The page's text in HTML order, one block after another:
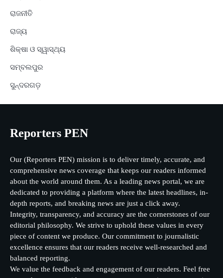
ରାଜନୀତି
ରାଜ୍ୟ
ଶିକ୍ଷା ଓ ସ୍ୱାସ୍ଥ୍ୟ
ସମ୍ବଲପୁର
ସୁନ୍ଦରଗଡ଼
Reporters PEN
Our (Reporters PEN) mission is to deliver timely, accurate, and
comprehensive news coverage that keeps our readers informed
about the world around them. As a leading news portal, we are
dedicated to providing a platform where the latest headlines, in-
depth reports, and breaking news are just a click away.
Integrity, transparency, and accuracy are the cornerstones of our
editorial philosophy. We strive to uphold these values in every
piece of content we produce. Our commitment to journalistic
excellence ensures that our readers receive well-researched and
balanced reporting.
We value the feedback and engagement of our readers. Feel free